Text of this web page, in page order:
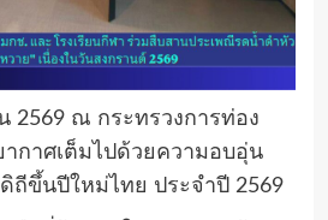
2569 ณ กระทรวงการท่อง
ากาศเต็มไปด้วยความอบอุ่น
ถีขึ้นปีใหม่ไทย ประจำปี 2569